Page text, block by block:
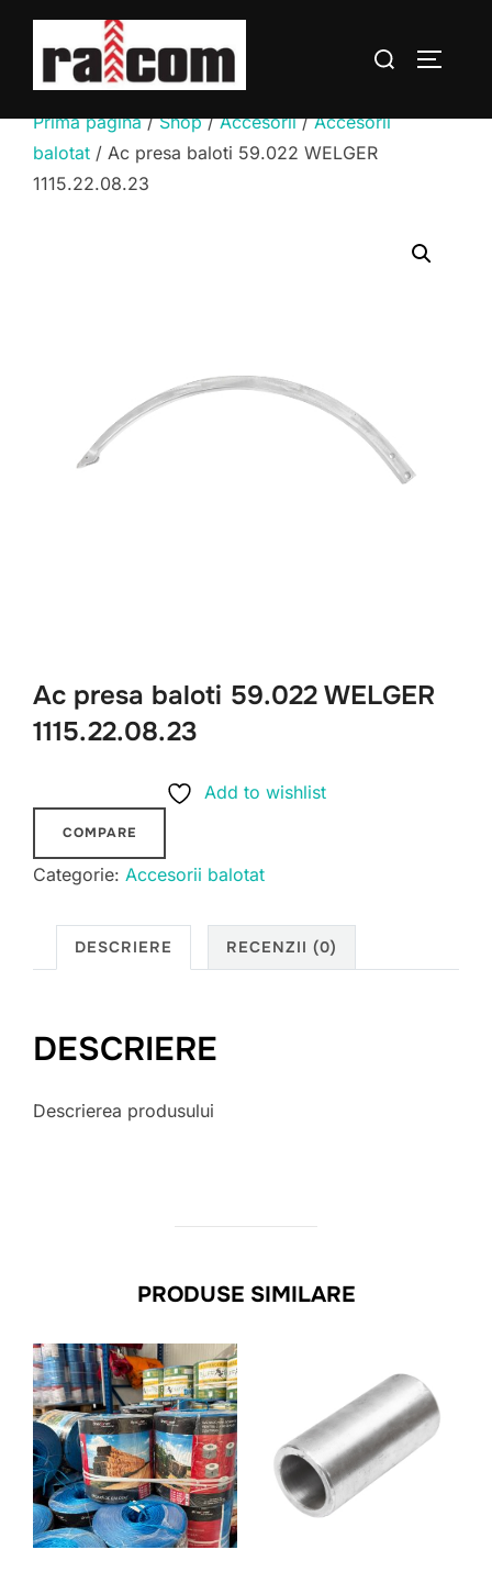
conținut
Caută
Prima pagină/Shop/Accesorii/Accesorii
balotat / Ac presa baloti 59.022 WELGER
1115.22.08.23
Ac presa baloti 59.022 WELGER
1115.22.08.23
Add to wishlist
COMPARE
Categorie: Accesorii balotat
DESCRIERE RECENZII (0)
DESCRIERE
Descrierea produsului
PRODUSE SIMILARE